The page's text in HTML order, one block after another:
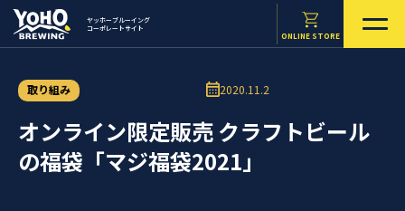
ヤッホーブルーイング
コーポレートサイト
ONLINE STORE
取り組み 2020.11.2
オンライン限定販売 クラフトビール
の福袋「マジ福袋2021」